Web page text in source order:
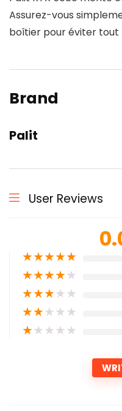
Assurez-vous
boîtier pour éviter tout
Brand
Palit
User Reviews
★★★★★
★★★★★
★★★★★
★★★★★
★★★★★